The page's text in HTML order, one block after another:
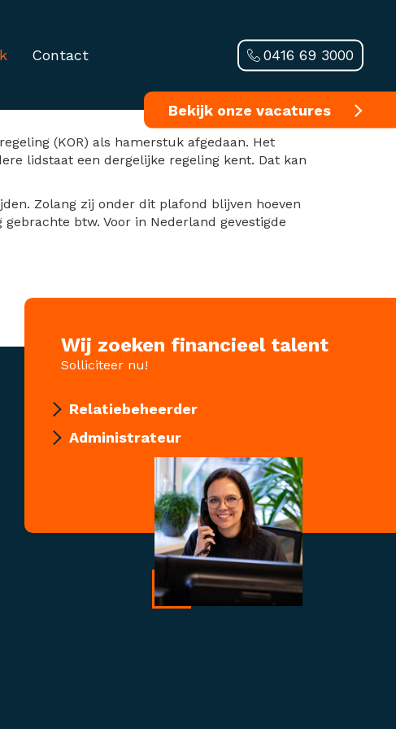
Contact
Bekijk onze vacatures
0416 69 3000
(KOR) als hamerstuk afgedaan. Het
lidstaat een dergelijke regeling kent. Dat kan
Zolang zij onder dit plafond blijven hoeven
btw. Voor in Nederland gevestigde
Wij zoeken financieel talent
Solliciteer nu!
Relatiebeheerder
Administrateur